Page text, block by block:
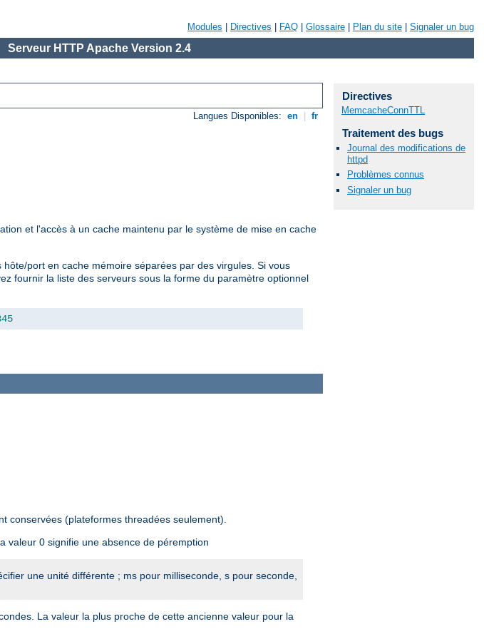
Modules Directives FAQ Glossaire Plan du site Signaler un bug
Serveur HTTP Apache Version 2.4
Langues Disponibles: en fr
et l'accès à un cache maintenu par le système de mise en cache
port en cache mémoire séparées par des virgules. Si vous
fournir la liste des serveurs sous la forme du paramètre optionnel
conservées (plateformes threadées seulement).
valeur 0 signifie une absence de péremption
une unité différente ; ms pour milliseconde, s pour seconde,
La valeur la plus proche de cette ancienne valeur pour la
Directives
MemcacheConnTTL
Traitement des bugs
Journal des modifications de
httpd
Problèmes connus
Signaler un bug